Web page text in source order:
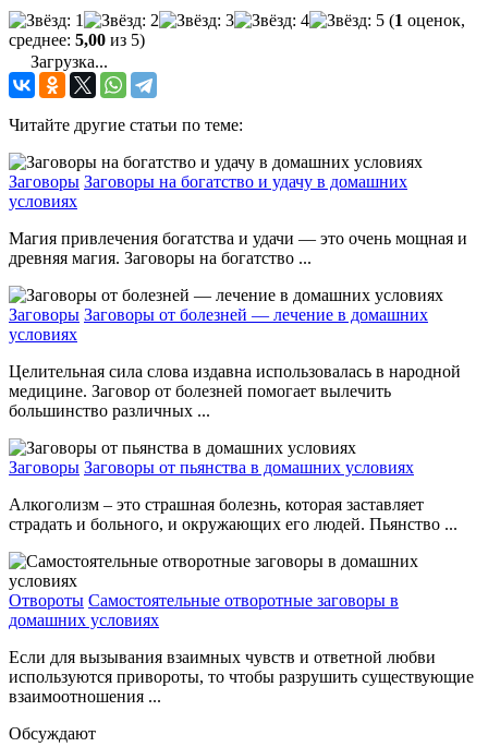
(1 оценок,
среднее: 5,00 из 5)
Загрузка...
Читайте другие статьи по теме:
Заговоры Заговоры на богатство и удачу в домашних
условиях
Магия привлечения богатства и удачи — это очень мощная и
древняя магия. Заговоры на богатство ...
Заговоры Заговоры от болезней — лечение в домашних
условиях
Целительная сила слова издавна использовалась в народной
медицине. Заговор от болезней помогает вылечить
большинство различных ...
Заговоры Заговоры от пьянства в домашних условиях
Алкоголизм – это страшная болезнь, которая заставляет
страдать и больного, и окружающих его людей. Пьянство ...
Отвороты Самостоятельные отворотные заговоры в
домашних условиях
Если для вызывания взаимных чувств и ответной любви
используются привороты, то чтобы разрушить существующие
взаимоотношения ...
Обсуждают